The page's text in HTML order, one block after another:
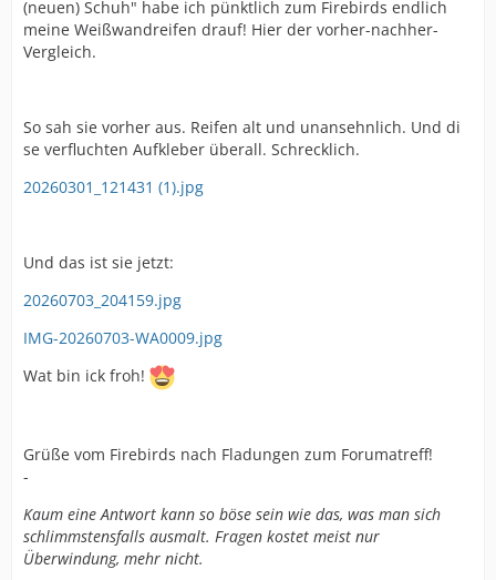
(neuen) Schuh" habe ich pünktlich zum Firebirds endlich
meine Weißwandreifen drauf! Hier der vorher-nachher-
Vergleich.
So sah sie vorher aus. Reifen alt und unansehnlich. Und di
se verfluchten Aufkleber überall. Schrecklich.
20260301_121431 (1).jpg
Und das ist sie jetzt:
20260703_204159.jpg
IMG-20260703-WA0009.jpg
Wat bin ick froh!
Grüße vom Firebirds nach Fladungen zum Forumatreff!
-
Kaum eine Antwort kann so böse sein wie das, was man sich
schlimmstensfalls ausmalt. Fragen kostet meist nur
Überwindung, mehr nicht.